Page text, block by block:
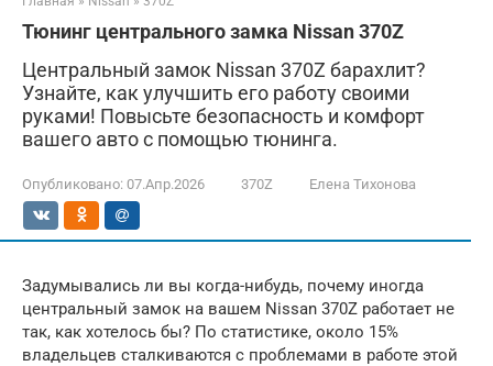
Тюнинг центрального замка Nissan 370Z
Центральный замок Nissan 370Z барахлит?
Узнайте, как улучшить его работу своими
руками! Повысьте безопасность и комфорт
вашего авто с помощью тюнинга.
Опубликовано: 07.Апр.2026 370Z Елена Тихонова
Задумывались ли вы когда-нибудь, почему иногда
центральный замок на вашем Nissan 370Z работает не
так, как хотелось бы? По статистике, около 15%
владельцев сталкиваются с проблемами в работе этой